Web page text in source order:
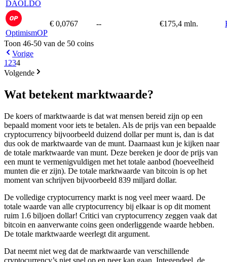
DAOLDO
OptimismOP
€ 0,0767 -- €175,4 mln.
Toon 46-50 van de 50 coins
Vorige
1 234
Volgende
Wat betekent marktwaarde?
De koers of marktwaarde is dat wat mensen bereid zijn op een
bepaald moment voor iets te betalen. Als de prijs van een bepaalde
cryptocurrency bijvoorbeeld duizend dollar per munt is, dan is dat
dus ook de marktwaarde van de munt. Daarnaast kun je kijken naar
de totale marktwaarde van munt. Deze bereken je door de prijs van
een munt te vermenigvuldigen met het totale aanbod (hoeveelheid
munten die er zijn). De totale marktwaarde van bitcoin is op het
moment van schrijven bijvoorbeeld 839 miljard dollar.
De volledige cryptocurrency markt is nog veel meer waard. De
totale waarde van alle cryptocurrency bij elkaar is op dit moment
ruim 1.6 biljoen dollar! Critici van cryptocurrency zeggen vaak dat
bitcoin en aanverwante coins geen onderliggende waarde hebben.
De totale marktwaarde weerlegt dit argument.
Dat neemt niet weg dat de marktwaarde van verschillende
cryptocurrency’s niet snel op en neer kan gaan. Integendeel, de